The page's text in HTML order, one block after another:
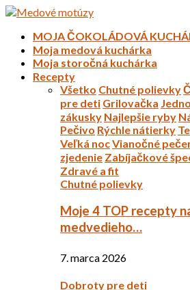
MOJA ČOKOLÁDOVÁ
Moja medová kuchárka
Moja storočná kuchárka
Recepty
Všetko Chutné polievky
pre deti Grilovačka
zákusky Najlepšie ryby
Pečivo Rýchle nátierky
Veľká nocVianočné
zjedenie Zabíjačkové
Zdravé a fit
Chutné polievky
Moje 4 TOP recepty
medvedieho…
7. marca 2026
Dobroty pre deti